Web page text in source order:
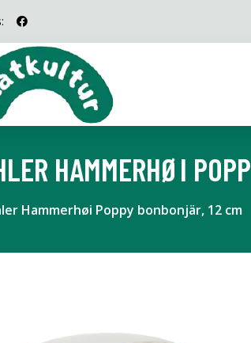
HAMMERHØI
Hammerhøi Poppy bonbonjär, 12 cm